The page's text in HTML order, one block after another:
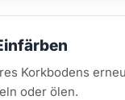
Korkbodens
oder ölen.